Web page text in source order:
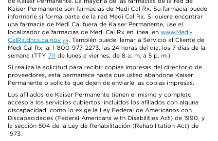
Kaiser Permanente son farmacias de Medi Cal Rx. Su farmacia puede
informarle si forma parte de la red Medi Cal Rx. Si quiere encontrar
una farmacia de Medi Cal fuera de Kaiser Permanente, use el
localizador de farmacias de Medi Cal Rx en línea, en www.Medi-
CalRx.dhcs.ca.gov
. También puede llamar a Servicio al Cliente de
Medi Cal Rx, al 1-800-977-2273, las 24 horas del día, los 7 días de la
semana (TTY 711 de lunes a viernes, de 8 a. m. a 5 p. m.).
Si realiza la solicitud para recibir copias impresas del directorio de
proveedores, esta permanece hasta que usted abandone Kaiser
Permanente o solicite que dejen de enviarle las copias impresas.
Los afiliados de Kaiser Permanente tienen el mismo y completo
acceso a los servicios cubiertos, incluidos los afiliados con alguna
discapacidad, como lo exige la Ley Federal de Americanos con
Discapacidades (Federal Americans with Disabilities Act) de 1990, y
la sección 504 de la Ley de Rehabilitación (Rehabilitation Act) de
1973.